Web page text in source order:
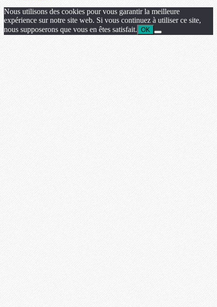
Nous utilisons des cookies pour vous garantir la meilleure
expérience sur notre site web. Si vous continuez à utiliser ce site,
nous supposerons que vous en êtes satisfait. OK